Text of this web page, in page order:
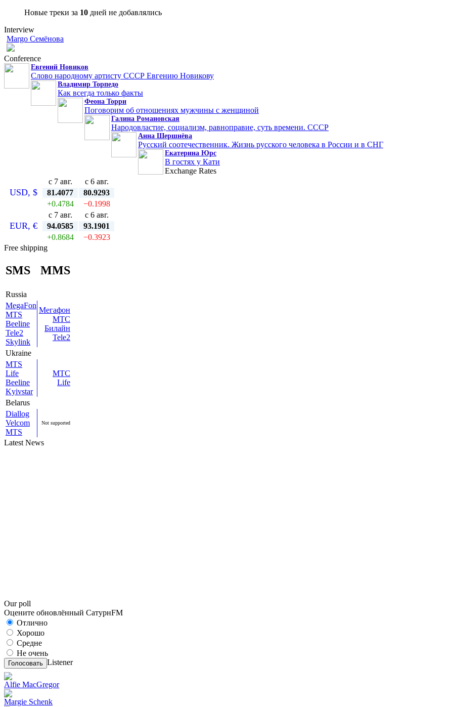
Новые треки за 10 дней не добавлялись
Interview
Margo Семёнова
Conference
Евгений Новиков
Слово народному артисту СССР Евгению Новикову
Владимир Торпедо
Как всегда только факты
Феона Торри
Поговорим об отношениях мужчины с женщиной
Галина Романовская
Народовластие, социализм, равноправие, суть времени. СССР
Анна Шершнёва
Русский соотечественник. Жизнь русского человека в России и в СНГ
Екатерина Юрс
В гостях у Кати
Exchange Rates
USD, $
с 7 авг.
с 6 авг.
81.4077
80.9293
+0.4784
−0.1998
EUR, €
с 7 авг.
с 6 авг.
94.0585
93.1901
+0.8684
−0.3923
Free shipping
SMS MMS
Russia
MegaFon
MTS
Beeline
Tele2
Skylink
Мегафон
МТС
Билайн
Tele2
Ukraine
MTS
Life
Beeline
Kyivstar
МТС
Life
Belarus
Diallog
Velcom
MTS
Not supported
Latest News
Our poll
Оцените обновлённый СатурнFM
Отлично
Хорошо
Средне
Не очень
Голосовать Listener
Alfie MacGregor
Margie Schenk